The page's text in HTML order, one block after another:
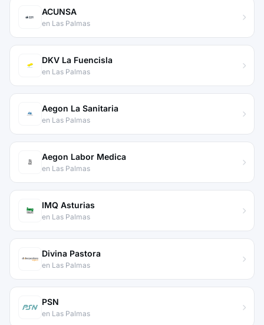
ACUNSA
en Las Palmas
DKV La Fuencisla
en Las Palmas
Aegon La Sanitaria
en Las Palmas
Aegon Labor Medica
en Las Palmas
IMQ Asturias
en Las Palmas
Divina Pastora
en Las Palmas
PSN
en Las Palmas